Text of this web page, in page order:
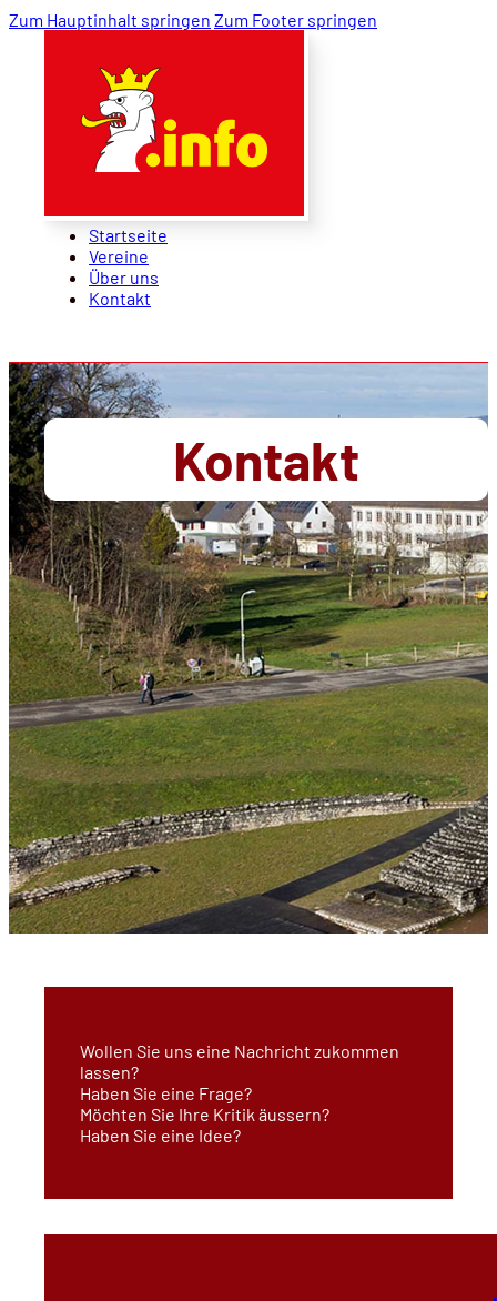
Zum Hauptinhalt springen Zum Footer springen
Startseite
Vereine
Über uns
Kontakt
Startseite
Vereine
Über uns
Kontakt
Kontakt
Wollen Sie uns eine Nachricht zukommen
lassen?
Haben Sie eine Frage?
Möchten Sie Ihre Kritik äussern?
Haben Sie eine Idee?